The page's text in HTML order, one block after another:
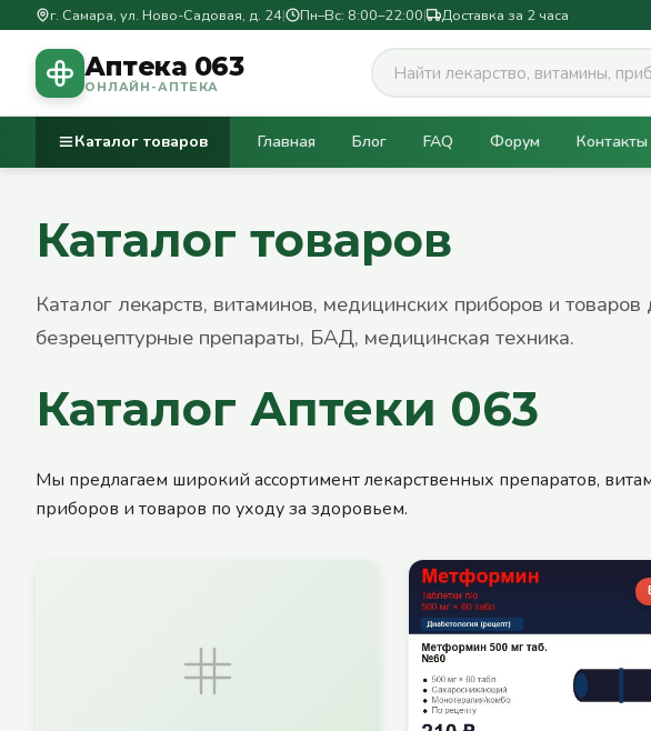
г. Самара, ул. Ново-Садовая, д. 24| Пн–Вс: 8:00–22:00| Доставка за 2 часа
Аптека 063
ОНЛАЙН-АПТЕКА
Каталог товаров Главная Блог FAQ Форум Контакты
Каталог товаров
Каталог лекарств, витаминов, медицинских приборов и
безрецептурные препараты, БАД, медицинская техника.
Каталог Аптеки 063
Мы предлагаем широкий ассортимент лекарственных препаратов,
приборов и товаров по уходу за здоровьем.